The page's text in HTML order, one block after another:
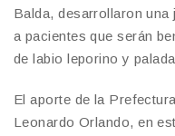
Balda, desarrollaron una
a pacientes que serán
de labio leporino y
El aporte de la
Leonardo Orlando, en